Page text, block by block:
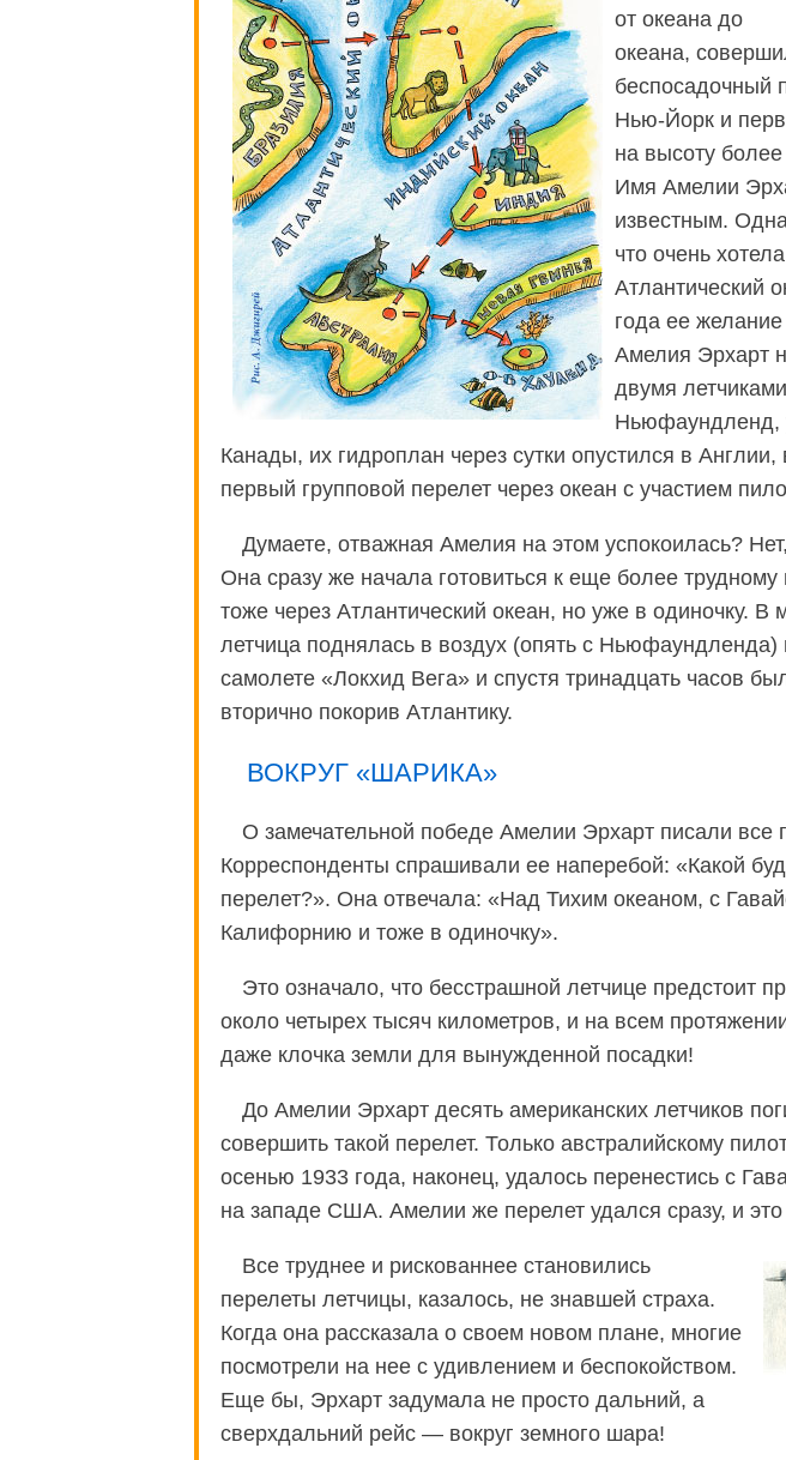
от океана до
океана,
беспосадочный
Нью-Йорк и
на высоту
Имя Амелии
известным.
что очень
Атлантический
года ее
Амелия Эрхарт
двумя
Ньюфаундленд,
Канады, их гидроплан через сутки опустился в
первый групповой перелет через океан с участием
Думаете, отважная Амелия на этом успокоилась?
Она сразу же начала готовиться к еще более трудному
тоже через Атлантический океан, но уже в одиночку. В
летчица поднялась в воздух (опять с
самолете «Локхид Вега» и спустя тринадцать часов
вторично покорив Атлантику.
ВОКРУГ «ШАРИКА»
О замечательной победе Амелии Эрхарт писали все
Корреспонденты спрашивали ее наперебой: «Какой
перелет?». Она отвечала: «Над Тихим океаном, с
Калифорнию и тоже в одиночку».
Это означало, что бесстрашной летчице предстоит
около четырех тысяч километров, и на всем
даже клочка земли для вынужденной посадки!
До Амелии Эрхарт десять американских летчиков
совершить такой перелет. Только австралийскому
осенью 1933 года, наконец, удалось перенестись с
на западе США. Амелии же перелет удался сразу, и
Все труднее и рискованнее становились
перелеты летчицы, казалось, не знавшей страха.
Когда она рассказала о своем новом плане, многие
посмотрели на нее с удивлением и беспокойством.
Еще бы, Эрхарт задумала не просто дальний, а
сверхдальний рейс — вокруг земного шара!